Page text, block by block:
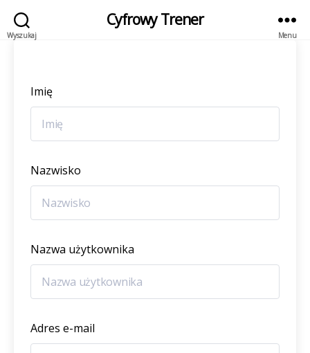
Wyszukaj
Cyfrowy Trener
Menu
Imię
Nazwisko
Nazwa użytkownika
Adres e-mail